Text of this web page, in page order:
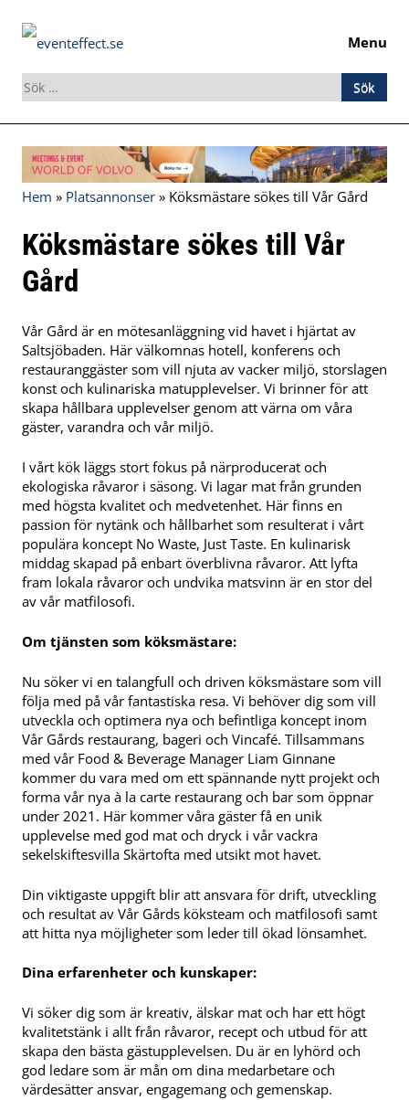
Menu
Sök
efter:
Skip
to
content
Hem » Platsannonser » Köksmästare sökes till Vår Gård
Köksmästare sökes till Vår
Gård
Vår Gård är en mötesanläggning vid havet i hjärtat av
Saltsjöbaden. Här välkomnas hotell, konferens och
restauranggäster som vill njuta av vacker miljö, storslagen
konst och kulinariska matupplevelser. Vi brinner för att
skapa hållbara upplevelser genom att värna om våra
gäster, varandra och vår miljö.
I vårt kök läggs stort fokus på närproducerat och
ekologiska råvaror i säsong. Vi lagar mat från grunden
med högsta kvalitet och medvetenhet. Här finns en
passion för nytänk och hållbarhet som resulterat i vårt
populära koncept No Waste, Just Taste. En kulinarisk
middag skapad på enbart överblivna råvaror. Att lyfta
fram lokala råvaror och undvika matsvinn är en stor del
av vår matfilosofi.
Om tjänsten som köksmästare:
Nu söker vi en talangfull och driven köksmästare som vill
följa med på vår fantastiska resa. Vi behöver dig som vill
utveckla och optimera nya och befintliga koncept inom
Vår Gårds restaurang, bageri och Vincafé. Tillsammans
med vår Food & Beverage Manager Liam Ginnane
kommer du vara med om ett spännande nytt projekt och
forma vår nya à la carte restaurang och bar som öppnar
under 2021. Här kommer våra gäster få en unik
upplevelse med god mat och dryck i vår vackra
sekelskiftesvilla Skärtofta med utsikt mot havet.
Din viktigaste uppgift blir att ansvara för drift, utveckling
och resultat av Vår Gårds köksteam och matfilosofi samt
att hitta nya möjligheter som leder till ökad lönsamhet.
Dina erfarenheter och kunskaper:
Vi söker dig som är kreativ, älskar mat och har ett högt
kvalitetstänk i allt från råvaror, recept och utbud för att
skapa den bästa gästupplevelsen. Du är en lyhörd och
god ledare som är mån om dina medarbetare och
värdesätter ansvar, engagemang och gemenskap.